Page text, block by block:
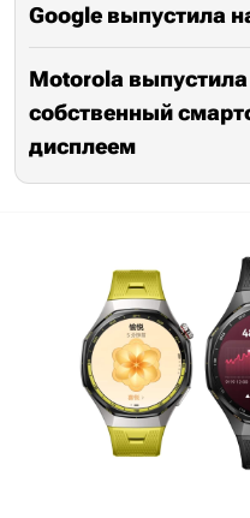
Google выпустила
Motorola выпустила
собственный
дисплеем